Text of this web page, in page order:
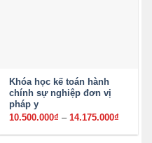
Khóa học kế toán hành
chính sự nghiệp đơn vị
pháp y
10.500.000₫ – 14.175.000₫
từ